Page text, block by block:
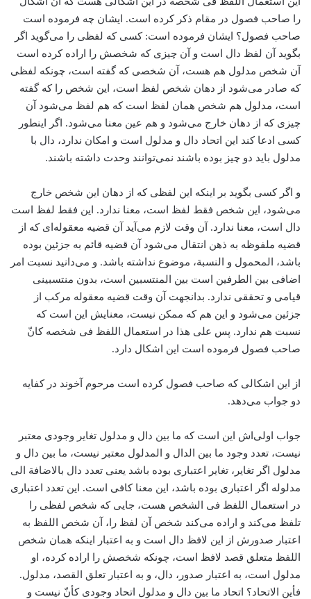
را صاحب فصول در مقام ذکر کرده است. ایشان چه فرموده است
صاحب فصول؟ ایشان فرموده است: کسی که لفظی را می‌گوید اگر
بگوید آن لفظ دال است و آن چیزی که شخصش را اراده کرده است
آن شخص مدلول هم هست، آن شخصی که گفته است، چونکه لفظی
که صادر می‌شود از دهان شخص لفظ است، ‌این شخص را که گفته
است، مدلول هم شخص همان لفظ است که هم لفظ می‌شود آن
چیزی که از دهان خارج می‌شود و هم عین معنا می‌شود. اگر اینطور
کسی ادعا کند این اتحاد دال و مدلول است و امکان ندارد، دال با
مدلول باید دو چیز بوده باشند نمی‌توانند وحدت داشته باشند.
و اگر کسی بگوید بر اینکه این لفظی که از دهان این شخص خارج
می‌شود، ‌این شخص فقط لفظ است، معنا ندارد. این فقط لفظ است
دال است، معنا ندارد. آن وقت لازم می‌آید آن قضیه معقوله‌ای که از
قضیه ملفوظه به ذهن انتقال می‌شود آن قضیه قائم به جزئین بوده
باشد، ‌المحمول و النسبة، موضوع نداشته باشد. و می‌دانید نسبت امر
اضافی بین الطرفین است بین المنتسبین است، بدون منتسبینی
قیامی و تحققی ندارد. بدانجهت آن وقت قضیه معقوله مرکب از
جزئین می‌شود و این هم که ممکن نیست، معنایش این است که
نسبت هم ندارد. پس علی هذا در استعمال اللفظ فی شخصه کانّ‌
صاحب فصول فرموده است این اشکال دارد.
از این اشکالی که صاحب فصول کرده است مرحوم آخوند در کفایه
دو جواب می‌دهد.
جواب اولی‌اش این است که ما بین دال و مدلول تغایر وجودی معتبر
نیست، تعدد وجود ما بین الدال و المدلول معتبر نیست، ما بین دال و
مدلول اگر تغایر، تغایر اعتباری بوده باشد یعنی تعدد دال بالاضافة الی
مدلوله اگر اعتباری بوده باشد، ‌این معنا کافی است. این تعدد اعتباری
در استعمال اللفظ فی الشخص هست، جایی که شخص لفظی را
تلفظ می‌کند و اراده می‌کند شخص آن لفظ را، آن شخص اللفظ به
اعتبار صدورش از این لافظ دال است و به اعتبار اینکه همان شخص
اللفظ متعلق قصد لافظ است، چونکه شخصش را اراده کرده، او
مدلول است، به اعتبار صدور، دال، و به اعتبار تعلق القصد، مدلول.
فأین الاتحاد؟ اتحاد ما بین دال و مدلول اتحاد وجودی کأنّ نیست و